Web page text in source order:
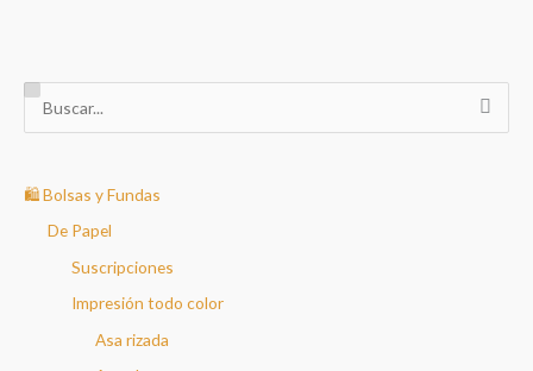
B
u
c
🛍️ Bolsas y Fundas
De Papel
Suscripciones
Impresión todo color
Asa rizada